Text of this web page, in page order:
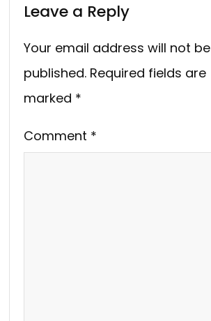
Leave a Reply
Your email address will not be
published. Required fields are
marked *
Comment *